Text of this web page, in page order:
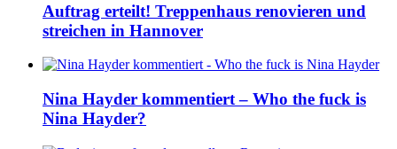
Auftrag erteilt! Treppenhaus renovieren und
streichen in Hannover
Nina Hayder kommentiert – Who the fuck is
Nina Hayder?